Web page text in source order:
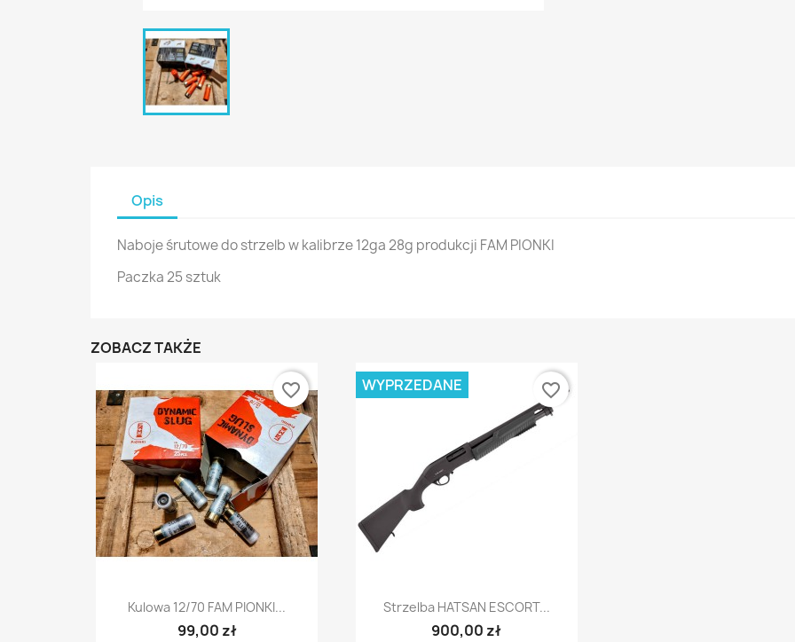
Opis
Naboje śrutowe do strzelb w kalibrze 12ga 28g produkcji FAM PIONKI
Paczka 25 sztuk
ZOBACZ TAKŻE
Szybki podgląd
Kulowa 12/70 FAM PIONKI...
99,00 zł
favorite_border
Szybki podgląd
Strzelba HATSAN ESCORT...
900,00 zł
WYPRZEDANE favorite_border